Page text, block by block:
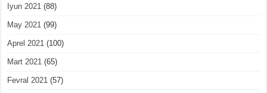
Iyun 2021 (88)
May 2021 (99)
Aprel 2021 (100)
Mart 2021 (65)
Fevral 2021 (57)